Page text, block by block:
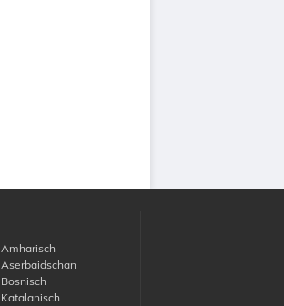
Amharisch
Aserbaidschan
Bosnisch
Katalanisch